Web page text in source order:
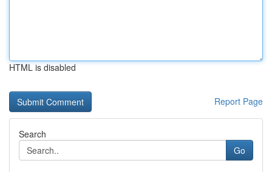
HTML is disabled
Report Page
Search
Go